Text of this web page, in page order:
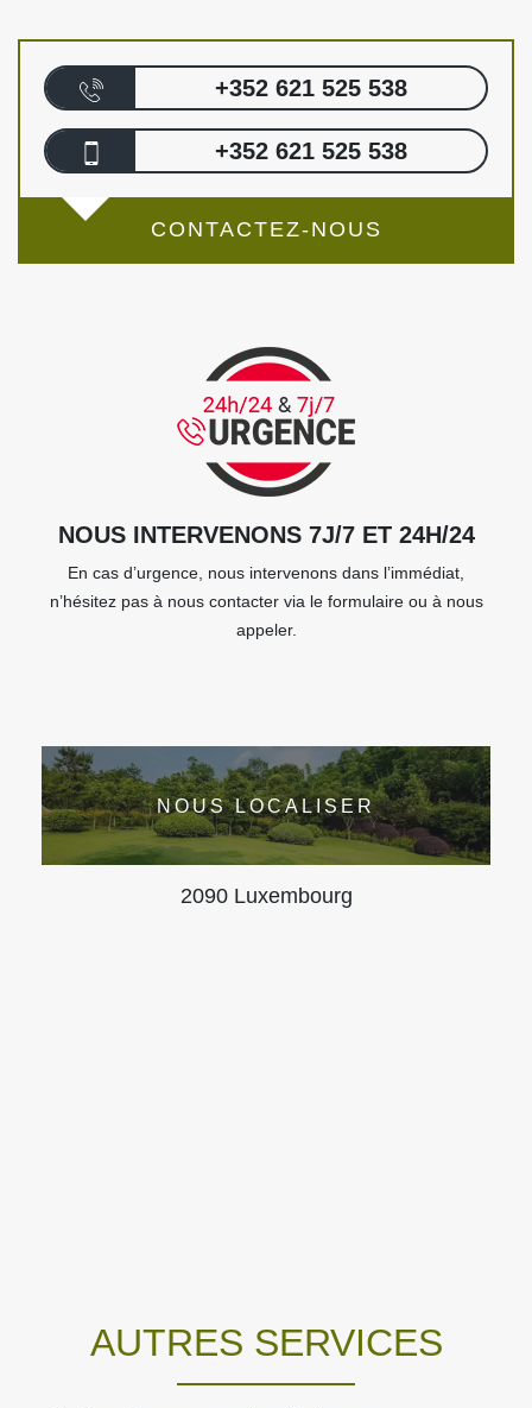
+352 621 525 538
+352 621 525 538
CONTACTEZ-NOUS
NOUS INTERVENONS 7J/7 ET 24H/24
En cas d’urgence, nous intervenons dans l’immédiat,
n’hésitez pas à nous contacter via le formulaire ou à nous
appeler.
NOUS LOCALISER
2090 Luxembourg
AUTRES SERVICES